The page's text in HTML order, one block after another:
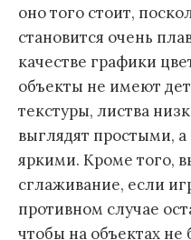
оно того стоит,
становится очень
качестве графики
объекты не имеют
текстуры, листва
выглядят простыми,
яркими. Кроме того,
сглаживание, если
противном случае
чтобы на объектах